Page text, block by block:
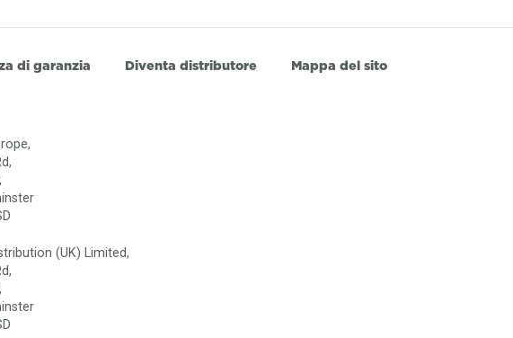
di garanzia Diventa distributore Mappa del sito
(UK) Limited,